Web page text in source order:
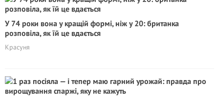
У 74 роки вона у кращій формі, ніж у 20: британка
розповіла, як їй це вдається
Красуня